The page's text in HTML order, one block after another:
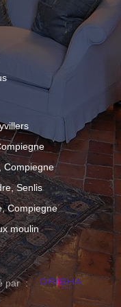
Compiegne
Senlis
Compiegne
moulin
par :